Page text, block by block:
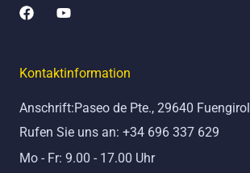
F
a
b
k
Y
u
e
Kontaktinformation
Anschrift:Paseo de Pte., 29640
Rufen Sie uns an: +34 696 337 629
Mo - Fr: 9.00 - 17.00 Uhr